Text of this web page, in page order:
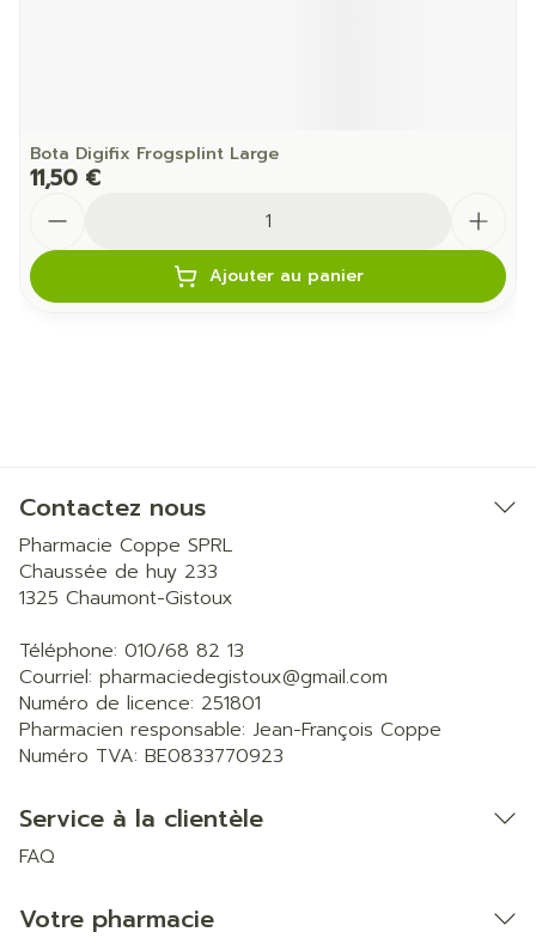
Bota Digifix Frogsplint Large
11,50 €
Ajouter au panier
Contactez nous
Pharmacie Coppe SPRL
Chaussée de huy 233
1325 Chaumont-Gistoux
Téléphone: 010/68 82 13
Courriel: pharmaciedegistoux@gmail.com
Numéro de licence: 251801
Pharmacien responsable: Jean-François Coppe
Numéro TVA: BE0833770923
Service à la clientèle
FAQ
Votre pharmacie